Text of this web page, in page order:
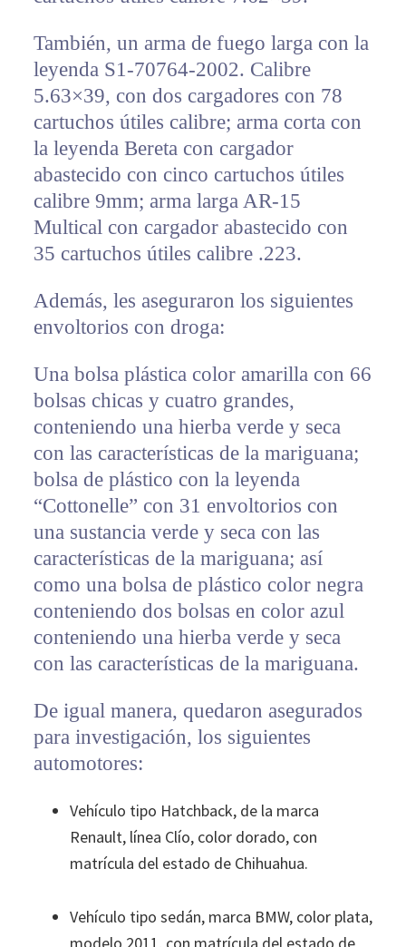
También, un arma de fuego larga con la
leyenda S1-70764-2002. Calibre
5.63×39, con dos cargadores con 78
cartuchos útiles calibre; arma corta con
la leyenda Bereta con cargador
abastecido con cinco cartuchos útiles
calibre 9mm; arma larga AR-15
Multical con cargador abastecido con
35 cartuchos útiles calibre .223.
Además, les aseguraron los siguientes
envoltorios con droga:
Una bolsa plástica color amarilla con 66
bolsas chicas y cuatro grandes,
conteniendo una hierba verde y seca
con las características de la mariguana;
bolsa de plástico con la leyenda
“Cottonelle” con 31 envoltorios con
una sustancia verde y seca con las
características de la mariguana; así
como una bolsa de plástico color negra
conteniendo dos bolsas en color azul
conteniendo una hierba verde y seca
con las características de la mariguana.
De igual manera, quedaron asegurados
para investigación, los siguientes
automotores:
Vehículo tipo Hatchback, de la marca
Renault, línea Clío, color dorado, con
matrícula del estado de Chihuahua.
Vehículo tipo sedán, marca BMW, color plata,